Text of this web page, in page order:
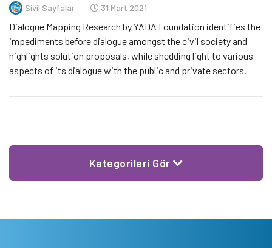
Sivil Sayfalar 31 Mart 2021
Dialogue Mapping Research by YADA Foundation identifies the
impediments before dialogue amongst the civil society and
highlights solution proposals, while shedding light to various
aspects of its dialogue with the public and private sectors.
Kategorileri Gör